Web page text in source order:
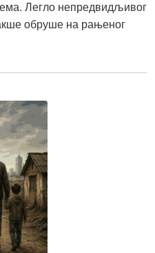
Легло непредвидљивог
обруше на рањеног